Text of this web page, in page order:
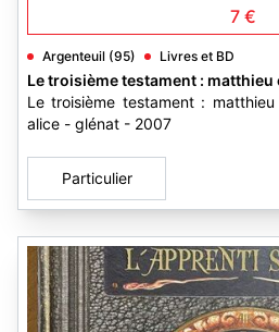
7 €
Argenteuil (95) Livres et BD
Le troisième testament : matthieu
Le troisième testament :
alice - glénat - 2007
Particulier